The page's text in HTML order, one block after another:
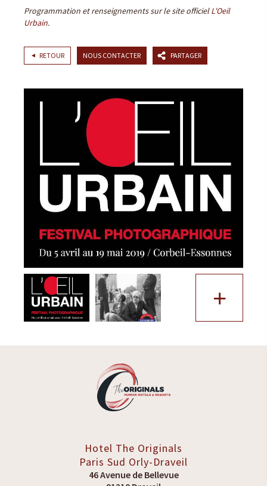
Programmation et renseignements sur le site officielL'Oeil
Urbain.
RETOUR NOUS CONTACTER PARTAGER
+
Hotel The Originals
Paris Sud Orly-Draveil
46 Avenue de Bellevue